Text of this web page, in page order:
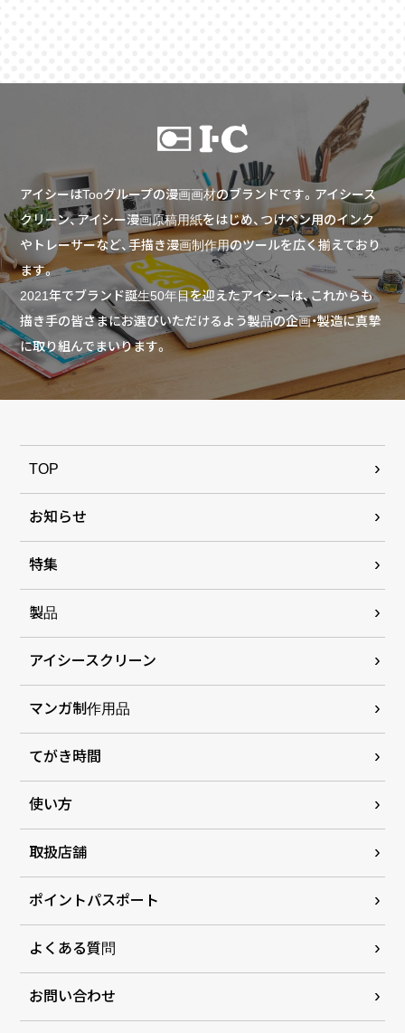
アイシーはTooグループの漫画画材のブランドです。アイシース
クリーン、アイシー漫画原稿用紙をはじめ、つけペン用のインク
やトレーサーなど、手描き漫画制作用のツールを広く揃えており
ます。
2021年でブランド誕生50年目を迎えたアイシーは、これからも
描き手の皆さまにお選びいただけるよう製品の企画・製造に真摯
に取り組んでまいります。
TOP
お知らせ
特集
製品
アイシースクリーン
マンガ制作用品
てがき時間
使い方
取扱店舗
ポイントパスポート
よくある質問
お問い合わせ